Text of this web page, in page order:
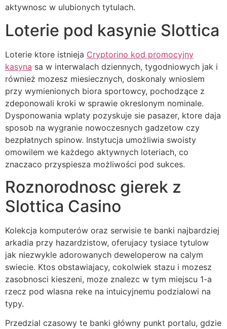
aktywnosc w ulubionych tytulach.
Loterie pod kasynie Slottica
Loterie ktore istnieja Cryptorino kod promocyjny
kasyna sa w interwalach dziennych, tygodniowych jak i
również mozesz miesiecznych, doskonaly wnioslem
przy wymienionych biora sportowcy, pochodzące z
zdeponowali kroki w sprawie okreslonym nominale.
Dysponowania wplaty pozyskuje sie pasazer, ktore daja
sposob na wygranie nowoczesnych gadzetow czy
bezpłatnych spinow. Instytucja umożliwia swoisty
omowilem we każdego aktywnych loteriach, co
znaczaco przyspiesza możliwości pod sukces.
Roznorodnosc gierek z
Slottica Casino
Kolekcja komputerów oraz serwisie te banki najbardziej
arkadia przy hazardzistow, oferujacy tysiace tytulow
jak niezwykle adorowanych deweloperow na calym
swiecie. Ktos obstawiajacy, cokolwiek stazu i mozesz
zasobnosci kieszeni, moze znalezc w tym miejscu 1-a
rzecz pod wlasna reke na intuicyjnemu podzialowi na
typy.
Przedzial czasowy te banki główny punkt portalu, gdzie